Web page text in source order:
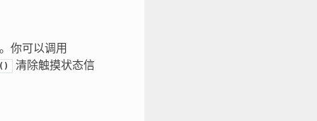
你可以调用
清除触摸状态信